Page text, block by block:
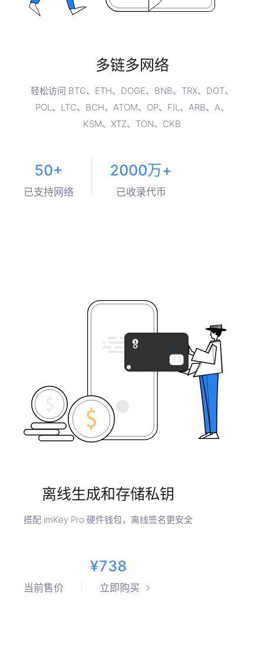
多链多网络
轻松访问 BTC、ETH、DOGE、BNB、TRX、DOT、
POL、LTC、BCH、ATOM、OP、FIL、ARB、A、
KSM、XTZ、TON、CKB
50+
已支持网络
2000万+
已收录代币
离线生成和存储私钥
搭配 imKey Pro 硬件钱包，离线签名更安全
¥738
当前售价 立即购买